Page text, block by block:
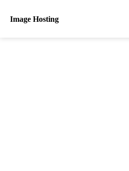
Image Hosting